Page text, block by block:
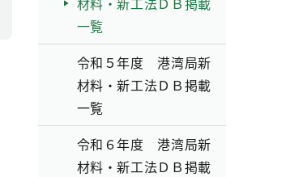
一覧
令和５年度 港湾局新
材料・新工法ＤＢ掲載
一覧
令和６年度 港湾局新
材料・新工法ＤＢ掲載